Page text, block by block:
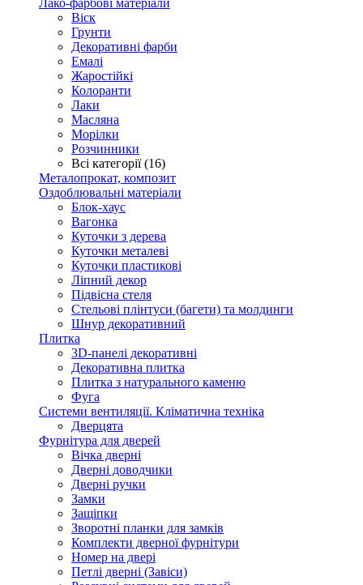
Лако-фарбові матеріали
Віск
Грунти
Декоративні фарби
Емалі
Жаростійкі
Колоранти
Лаки
Масляна
Морілки
Розчинники
Всі категорії (16)
Металопрокат, композит
Оздоблювальні матеріали
Блок-хаус
Вагонка
Куточки з дерева
Куточки металеві
Куточки пластикові
Ліпний декор
Підвісна стеля
Стельові плінтуси (багети) та молдинги
Шнур декоративний
Плитка
3D-панелі декоративні
Декоративна плитка
Плитка з натурального каменю
Фуга
Системи вентиляції. Кліматична техніка
Дверцята
Фурнітура для дверей
Вічка дверні
Дверні доводчики
Дверні ручки
Замки
Защіпки
Зворотні планки для замків
Комплекти дверної фурнітури
Номер на двері
Петлі дверні (Завіси)